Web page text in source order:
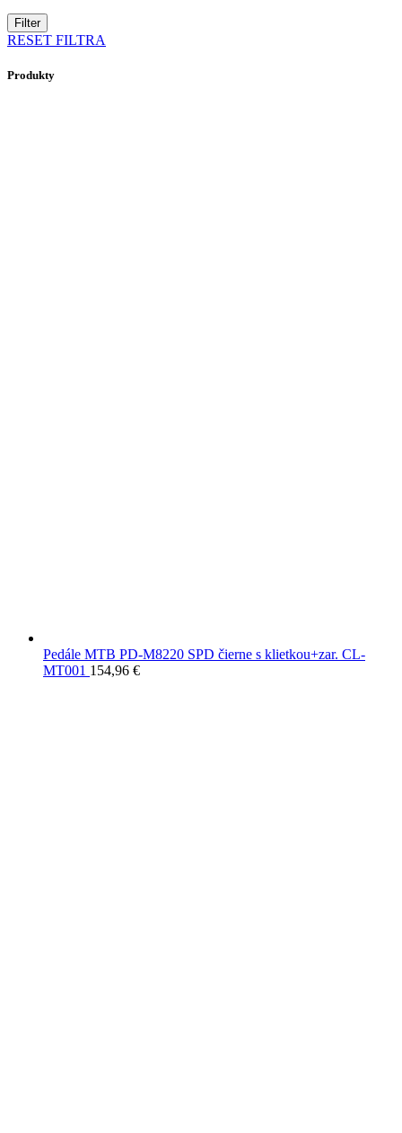
Filter
RESET FILTRA
Produkty
Pedále MTB PD-M8220 SPD čierne s klietkou+zar. CL-
MT001 154,96 €